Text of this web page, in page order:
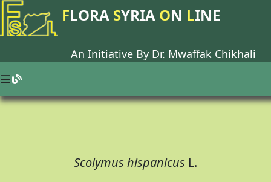
FLORA SYRIA ON LINE
An Initiative By Dr. Mwaffak Chikhali
Scolymus hispanicus L.